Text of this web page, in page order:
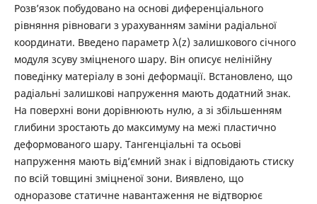
Розв’язок побудовано на основі диференціального
рівняння рівноваги з урахуванням заміни радіальної
координати. Введено параметр λ(z) залишкового січного
модуля зсуву зміцненого шару. Він описує нелінійну
поведінку матеріалу в зоні деформації. Встановлено, що
радіальні залишкові напруження мають додатний знак.
На поверхні вони дорівнюють нулю, а зі збільшенням
глибини зростають до максимуму на межі пластично
деформованого шару. Тангенціальні та осьові
напруження мають від’ємний знак і відповідають стиску
по всій товщині зміцненої зони. Виявлено, що
одноразове статичне навантаження не відтворює